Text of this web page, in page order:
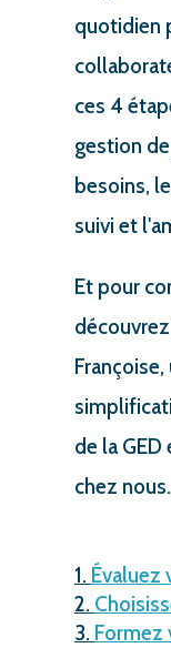
quotidien
ces 4
gestion
besoins,
suivi et
Et pour
de la
chez nous.
Évaluez
Formez